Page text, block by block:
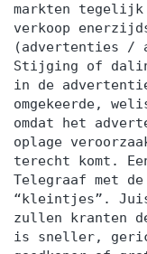
markten tegelijk
verkoop
(advertenties /
Stijging of
in de
omgekeerde,
omdat het
oplage
terecht komt.
Telegraaf met
“kleintjes”.
zullen kranten
is sneller,